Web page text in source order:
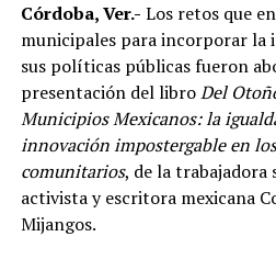
De acuerdo con el dirigente
conseguido cinco
consecutivos por equipos,
como Estados Unidos y Brasil,
países con mayor tradición en
mixtas.
Ante los cuestionamientos
de este deporte, señaló que las
Córdoba, Ver.- Los retos que
municipales para incorporar la
sus políticas públicas fueron
presentación del libroDel
Municipios Mexicanos: la
innovación impostergable en
comunitarios, de la trabajadora
activista y escritora mexicana
Mijangos.